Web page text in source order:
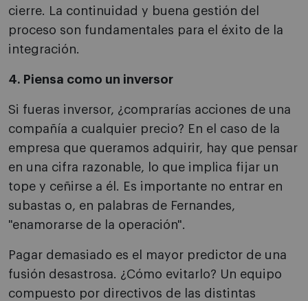
cierre. La continuidad y buena gestión del
proceso son fundamentales para el éxito de la
integración.
4. Piensa como un inversor
Si fueras inversor, ¿comprarías acciones de una
compañía a cualquier precio? En el caso de la
empresa que queramos adquirir, hay que pensar
en una cifra razonable, lo que implica fijar un
tope y ceñirse a él. Es importante no entrar en
subastas o, en palabras de Fernandes,
"enamorarse de la operación".
Pagar demasiado es el mayor predictor de una
fusión desastrosa. ¿Cómo evitarlo? Un equipo
compuesto por directivos de las distintas